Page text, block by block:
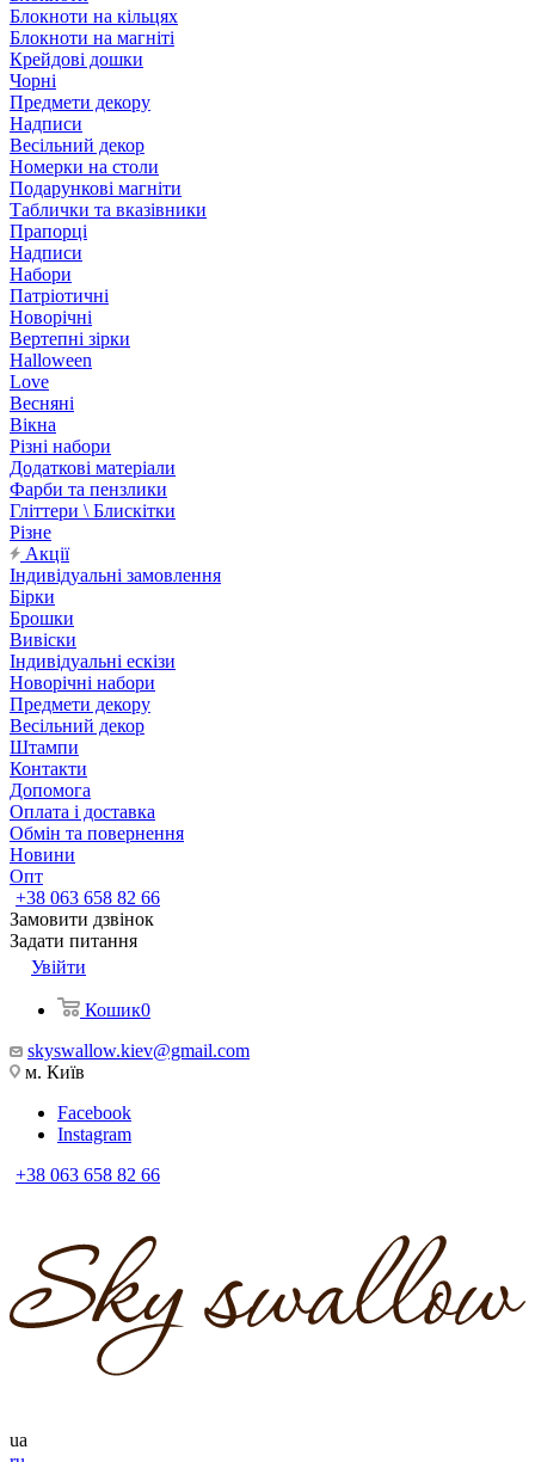
Блокноти на кільцях
Блокноти на магніті
Крейдові дошки
Чорні
Предмети декору
Надписи
Весільний декор
Номерки на столи
Подарункові магніти
Таблички та вказівники
Прапорці
Надписи
Набори
Патріотичні
Новорічні
Вертепні зірки
Halloween
Love
Весняні
Вікна
Різні набори
Додаткові матеріали
Фарби та пензлики
Гліттери \ Блискітки
Різне
Акції
Індивідуальні замовлення
Бірки
Брошки
Вивіски
Індивідуальні ескізи
Новорічні набори
Предмети декору
Весільний декор
Штампи
Контакти
Допомога
Оплата і доставка
Обмін та повернення
Новини
Опт
+38 063 658 82 66
Замовити дзвінок
Задати питання
Увійти
Кошик0
skyswallow.kiev@gmail.com
м. Київ
Facebook
Instagram
+38 063 658 82 66
ua